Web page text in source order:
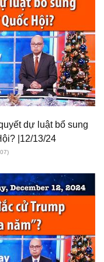
dự luật bổ sung
|12/13/24